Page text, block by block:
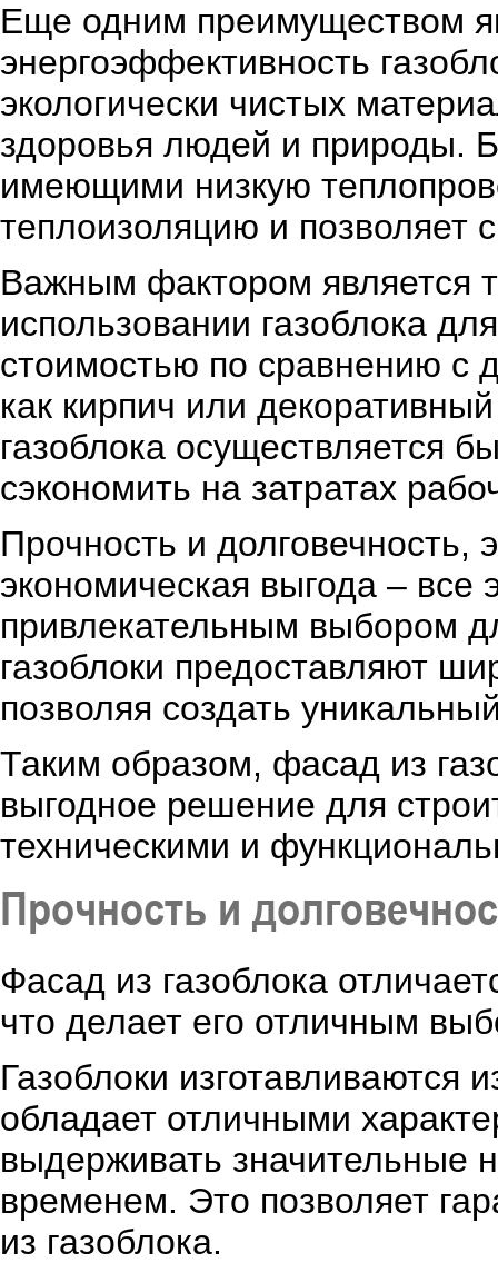
Еще одним преимуществом
энергоэффективность
экологически чистых
здоровья людей и природы.
имеющими низкую
теплоизоляцию и позволяет
Важным фактором является
использовании газоблока
стоимостью по сравнению с
как кирпич или
газоблока осуществляется
сэкономить на затратах
Прочность и долговечность,
экономическая выгода – все
привлекательным выбором
газоблоки предоставляют
позволяя создать
Таким образом, фасад из
выгодное решение для
техническими и
Прочность и
Фасад из газоблока
что делает его отличным
Газоблоки изготавливаются
обладает отличными
выдерживать значительные
временем. Это позволяет
из газоблока.